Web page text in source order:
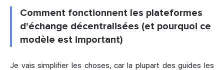
Comment fonctionnent les plateformes
d'échange décentralisées (et pourquoi ce
modèle est important)
Je vais simplifier les choses, car la plupart des guides les